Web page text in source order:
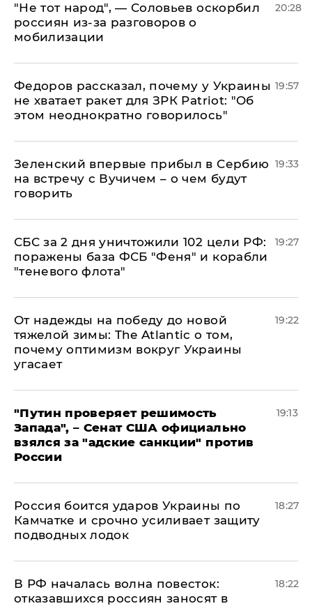
​"Не тот народ", — Соловьев оскорбил
россиян из-за разговоров о
мобилизации
20:28
Федоров рассказал, почему у Украины
не хватает ракет для ЗРК Patriot: "Об
этом неоднократно говорилось"
19:57
Зеленский впервые прибыл в Сербию
на встречу с Вучичем – о чем будут
говорить
19:33
СБС за 2 дня уничтожили 102 цели РФ:
поражены база ФСБ "Феня" и корабли
"теневого флота"
19:27
От надежды на победу до новой
тяжелой зимы: The Atlantic о том,
почему оптимизм вокруг Украины
угасает
19:22
"Путин проверяет решимость
Запада", – Сенат США официально
взялся за "адские санкции" против
России
19:13
Россия боится ударов Украины по
Камчатке и срочно усиливает защиту
подводных лодок
18:27
​В РФ началась волна повесток:
отказавшихся россиян заносят в
18:22